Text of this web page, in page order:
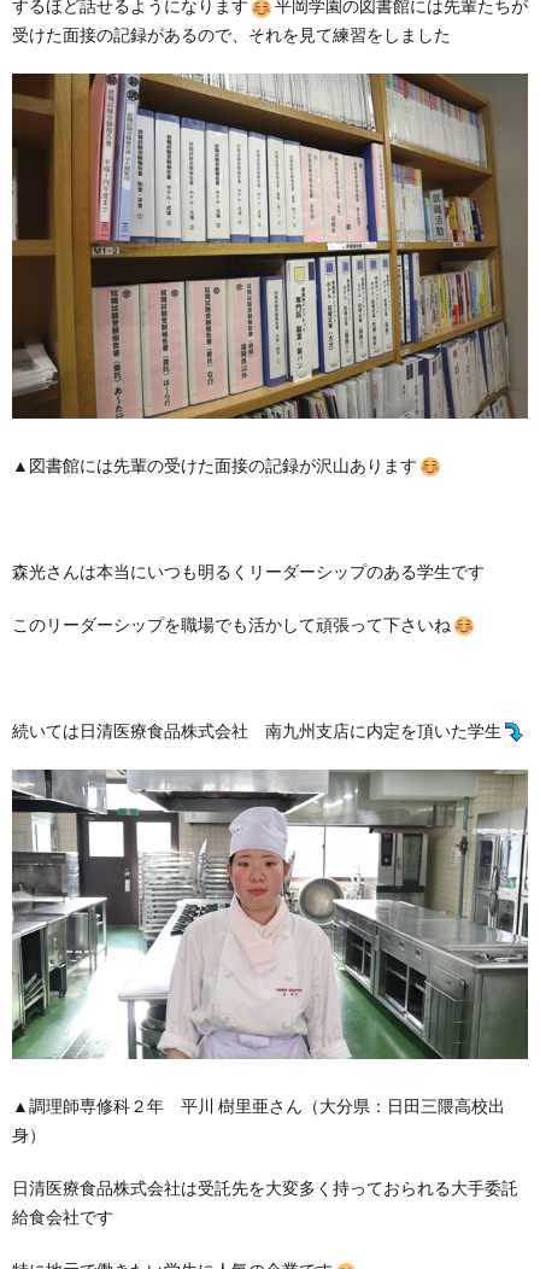
するほど話せるようになります
平岡学園の図書館には先輩たちが
受けた面接の記録があるので、それを見て練習をしました
▲図書館には先輩の受けた面接の記録が沢山あります
森光さんは本当にいつも明るくリーダーシップのある学生です
このリーダーシップを職場でも活かして頑張って下さいね
続いては日清医療食品株式会社 南九州支店に内定を頂いた学生
▲調理師専修科２年 平川 樹里亜さん（大分県：日田三隈高校出
身）
日清医療食品株式会社は受託先を大変多く持っておられる大手委託
給食会社です